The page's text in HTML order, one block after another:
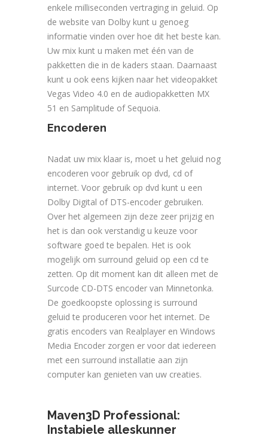
enkele milliseconden vertraging in geluid. Op
de website van Dolby kunt u genoeg
informatie vinden over hoe dit het beste kan.
Uw mix kunt u maken met één van de
pakketten die in de kaders staan. Daarnaast
kunt u ook eens kijken naar het videopakket
Vegas Video 4.0 en de audiopakketten MX
51 en Samplitude of Sequoia.
Encoderen
Nadat uw mix klaar is, moet u het geluid nog
encoderen voor gebruik op dvd, cd of
internet. Voor gebruik op dvd kunt u een
Dolby Digital of DTS-encoder gebruiken.
Over het algemeen zijn deze zeer prijzig en
het is dan ook verstandig u keuze voor
software goed te bepalen. Het is ook
mogelijk om surround geluid op een cd te
zetten. Op dit moment kan dit alleen met de
Surcode CD-DTS encoder van Minnetonka.
De goedkoopste oplossing is surround
geluid te produceren voor het internet. De
gratis encoders van Realplayer en Windows
Media Encoder zorgen er voor dat iedereen
met een surround installatie aan zijn
computer kan genieten van uw creaties.
Maven3D Professional:
Instabiele alleskunner